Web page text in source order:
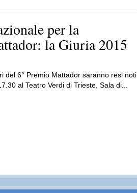
per la
la Giuria 2015
del 6° Premio Mattador saranno resi noti
al Teatro Verdi di Trieste, Sala di...